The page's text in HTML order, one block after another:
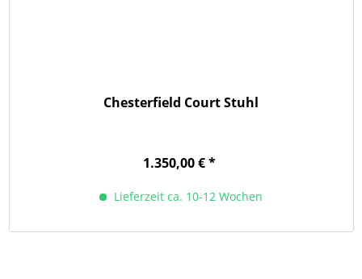
Chesterfield Court Stuhl
1.350,00 € *
Lieferzeit ca. 10-12 Wochen